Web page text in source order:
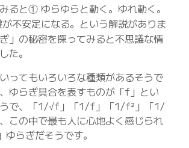
ると① ゆらゆらと動く。ゆれ動く。
不安定になる。という解説がありま
」の秘密を探ってみると不思議な情
た。
ってもいろいろな種類があるそうで
ゆらぎ具合を表すものが「f」とい
うで、「1/√f」「1/f」「1/f²」「1/
この中で最も人に心地よく感じられ
らぎだそうです。